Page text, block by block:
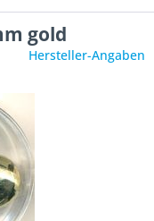
gold
Hersteller-Angaben